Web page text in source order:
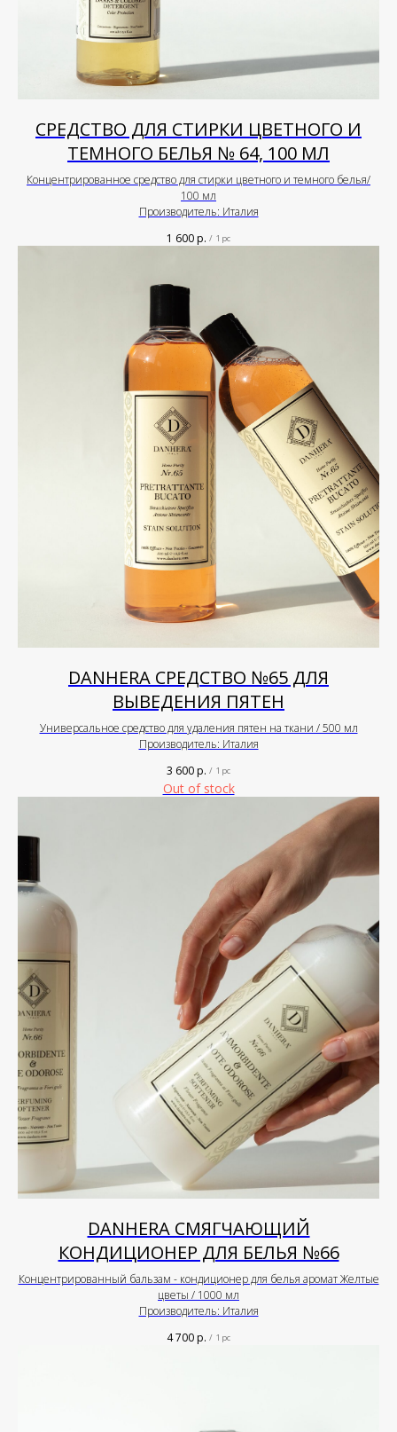
СРЕДСТВО ДЛЯ СТИРКИ ЦВЕТНОГО И
ТЕМНОГО БЕЛЬЯ № 64, 100 МЛ
Концентрированное средство для стирки цветного и темного белья/
100 мл
Производитель: Италия
1 600р. / 1 pc
DANHERA СРЕДСТВО №65 ДЛЯ
ВЫВЕДЕНИЯ ПЯТЕН
Универсальное средство для удаления пятен на ткани / 500 мл
Производитель: Италия
3 600р. / 1 pc
Out of stock
DANHERA СМЯГЧАЮЩИЙ
КОНДИЦИОНЕР ДЛЯ БЕЛЬЯ №66
Концентрированный бальзам - кондиционер для белья аромат Желтые
цветы / 1000 мл
Производитель: Италия
4 700р. / 1 pc